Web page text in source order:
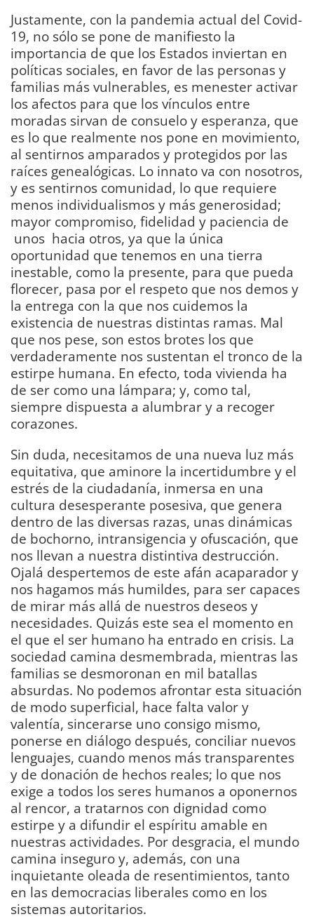
Justamente, con la pandemia actual del Covid-
19, no sólo se pone de manifiesto la
importancia de que los Estados inviertan en
políticas sociales, en favor de las personas y
familias más vulnerables, es menester activar
los afectos para que los vínculos entre
moradas sirvan de consuelo y esperanza, que
es lo que realmente nos pone en movimiento,
al sentirnos amparados y protegidos por las
raíces genealógicas. Lo innato va con nosotros,
y es sentirnos comunidad, lo que requiere
menos individualismos y más generosidad;
mayor compromiso, fidelidad y paciencia de
unos hacia otros, ya que la única
oportunidad que tenemos en una tierra
inestable, como la presente, para que pueda
florecer, pasa por el respeto que nos demos y
la entrega con la que nos cuidemos la
existencia de nuestras distintas ramas. Mal
que nos pese, son estos brotes los que
verdaderamente nos sustentan el tronco de la
estirpe humana. En efecto, toda vivienda ha
de ser como una lámpara; y, como tal,
siempre dispuesta a alumbrar y a recoger
corazones.
Sin duda, necesitamos de una nueva luz más
equitativa, que aminore la incertidumbre y el
estrés de la ciudadanía, inmersa en una
cultura desesperante posesiva, que genera
dentro de las diversas razas, unas dinámicas
de bochorno, intransigencia y ofuscación, que
nos llevan a nuestra distintiva destrucción.
Ojalá despertemos de este afán acaparador y
nos hagamos más humildes, para ser capaces
de mirar más allá de nuestros deseos y
necesidades. Quizás este sea el momento en
el que el ser humano ha entrado en crisis. La
sociedad camina desmembrada, mientras las
familias se desmoronan en mil batallas
absurdas. No podemos afrontar esta situación
de modo superficial, hace falta valor y
valentía, sincerarse uno consigo mismo,
ponerse en diálogo después, conciliar nuevos
lenguajes, cuando menos más transparentes
y de donación de hechos reales; lo que nos
exige a todos los seres humanos a oponernos
al rencor, a tratarnos con dignidad como
estirpe y a difundir el espíritu amable en
nuestras actividades. Por desgracia, el mundo
camina inseguro y, además, con una
inquietante oleada de resentimientos, tanto
en las democracias liberales como en los
sistemas autoritarios.